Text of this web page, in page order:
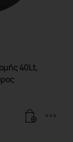
40Lt,